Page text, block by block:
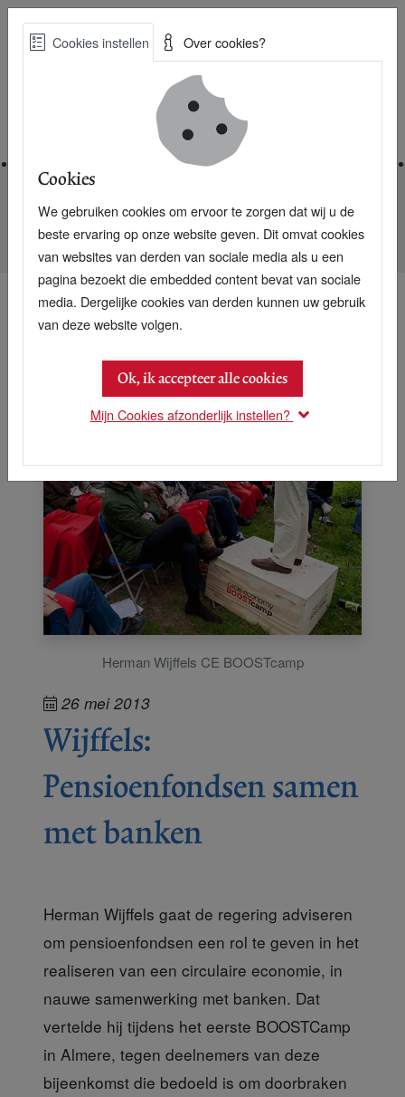
Skip
Best Practices voor een duurzame toekomst
Nieuwsarchief
Wijffels: Pensioenfondsen samen met banken
Herman Wijffels CE BOOSTcamp
26 mei 2013
Wijffels:
Pensioenfondsen samen
met banken
Herman Wijffels gaat de regering adviseren
om pensioenfondsen een rol te geven in het
realiseren van een circulaire economie, in
nauwe samenwerking met banken. Dat
vertelde hij tijdens het eerste BOOSTCamp
in Almere, tegen deelnemers van deze
bijeenkomst die bedoeld is om doorbraken
Cookies instellen Over cookies?
Cookies
We gebruiken cookies om ervoor te zorgen dat wij u de
beste ervaring op onze website geven. Dit omvat cookies
van websites van derden van sociale media als u een
pagina bezoekt die embedded content bevat van sociale
media. Dergelijke cookies van derden kunnen uw gebruik
van deze website volgen.
Ok, ik accepteer alle cookies
Mijn Cookies afzonderlijk instellen?